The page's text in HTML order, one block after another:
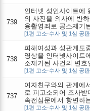
739
인터넷 성인사이트에
의 사진을 의사에 반
용촬영죄로 공소제기
[1편 고소·수사 및 1심 공
738
피해여성과 성관계도
영상을 인터넷사이트
소제기된 사건의 변호
[1편 고소·수사 및 1심 공
737
여자친구와의 관계에
로 피고소되어 조사
속전심문에서 항변하
[1편 고소·수사 및 1심 공